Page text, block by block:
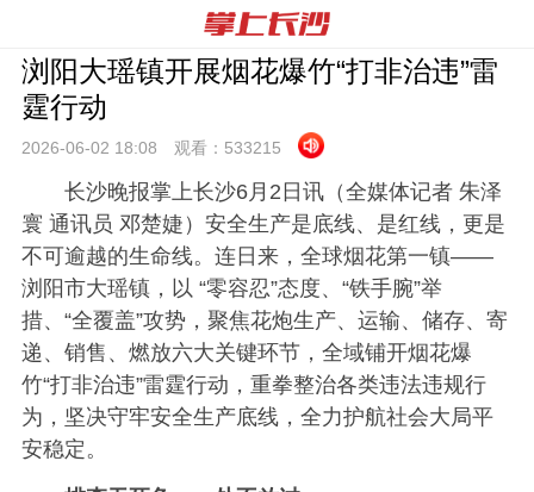
浏阳大瑶镇开展烟花爆竹“打非治违”雷
霆行动
2026-06-02 18:08 观看： 533215
长沙晚报掌上长沙6月2日讯（全媒体记者 朱泽
寰 通讯员 邓楚婕）安全生产是底线、是红线，更是
不可逾越的生命线。连日来，全球烟花第一镇——
浏阳市大瑶镇，以 “零容忍”态度、“铁手腕”举
措、“全覆盖”攻势，聚焦花炮生产、运输、储存、寄
递、销售、燃放六大关键环节，全域铺开烟花爆
竹“打非治违”雷霆行动，重拳整治各类违法违规行
为，坚决守牢安全生产底线，全力护航社会大局平
安稳定。